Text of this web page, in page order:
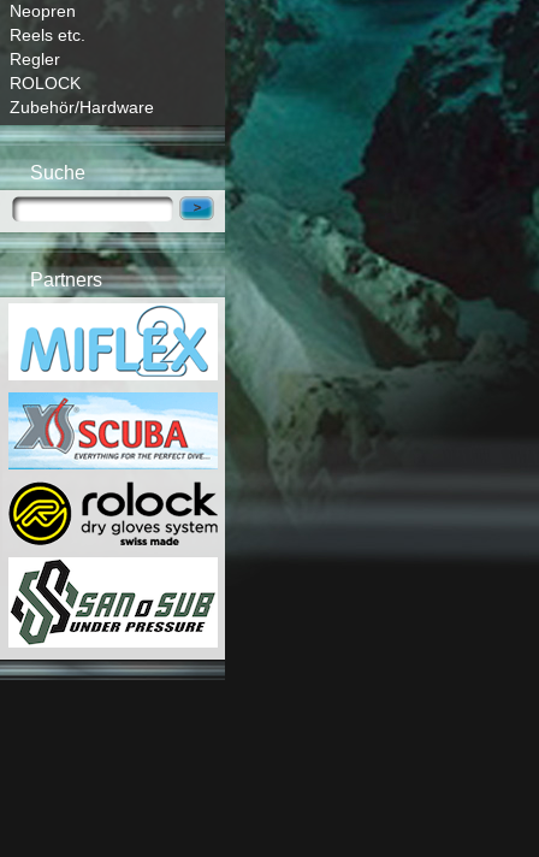
Neopren
Reels etc.
Regler
ROLOCK
Zubehör/Hardware
Suche
Partners